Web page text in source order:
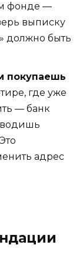
фонде —
выписку
должно быть
покупаешь
где уже
— банк
адрес